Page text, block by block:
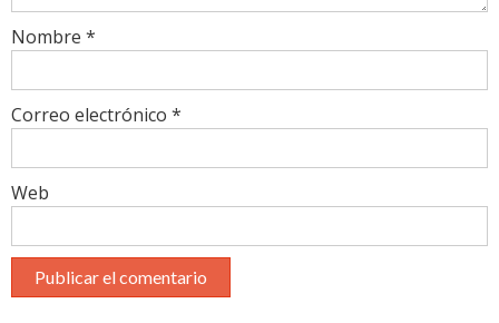
Nombre *
Correo electrónico *
Web